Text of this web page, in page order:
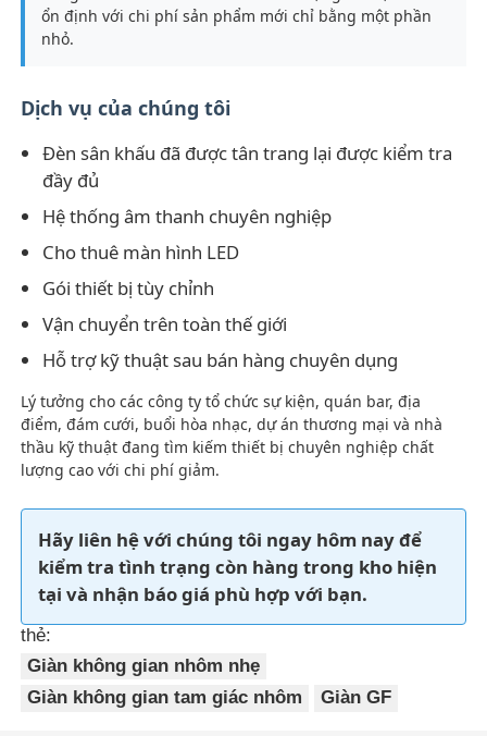
Các sản phẩm
Video
Về chúng tôi
Chuyến tham quan nhà máy
Kiểm soát chất lượng
ổn định với chi phí sản phẩm mới chỉ bằng một phần
nhỏ.
Dịch vụ của chúng tôi
Đèn sân khấu đã được tân trang lại được kiểm tra
đầy đủ
Hệ thống âm thanh chuyên nghiệp
Cho thuê màn hình LED
Gói thiết bị tùy chỉnh
Vận chuyển trên toàn thế giới
Hỗ trợ kỹ thuật sau bán hàng chuyên dụng
Lý tưởng cho các công ty tổ chức sự kiện, quán bar, địa
điểm, đám cưới, buổi hòa nhạc, dự án thương mại và nhà
thầu kỹ thuật đang tìm kiếm thiết bị chuyên nghiệp chất
lượng cao với chi phí giảm.
Hãy liên hệ với chúng tôi ngay hôm nay để
kiểm tra tình trạng còn hàng trong kho hiện
tại và nhận báo giá phù hợp với bạn.
thẻ:
Giàn không gian nhôm nhẹ
Giàn không gian tam giác nhôm
Giàn GF